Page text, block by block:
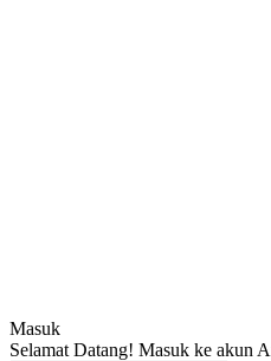
Masuk
Selamat Datang! Masuk ke akun